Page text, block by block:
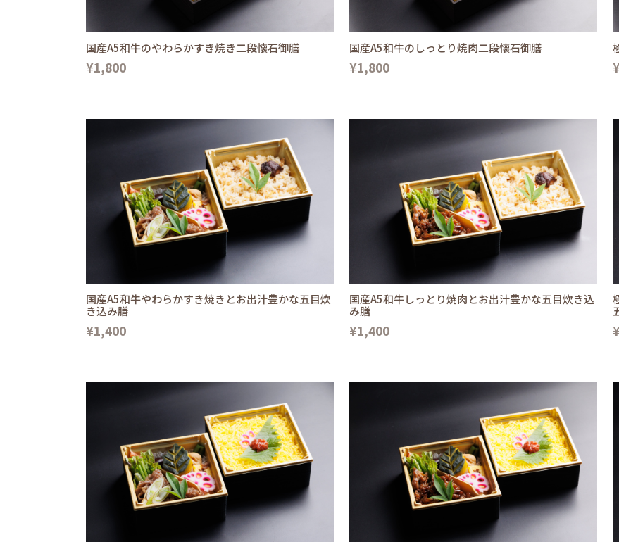
国産A5和牛のやわらかすき焼き二段懐石御膳
¥1,800
国産A5和牛のしっとり焼肉二段懐石御膳
¥1,800
国産A5和牛やわらかすき焼きとお出汁豊かな五目炊
き込み膳
¥1,400
国産A5和牛しっとり焼肉とお出汁豊かな五目炊き込
み膳
¥1,400